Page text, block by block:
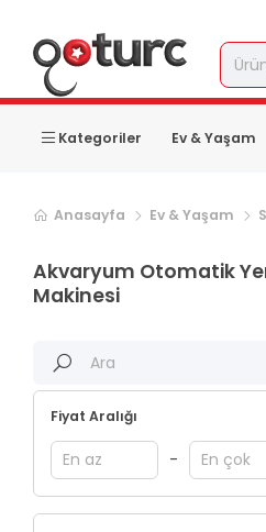
Kategoriler Ev & Yaşam
Anasayfa Ev & Yaşam
Akvaryum Otomatik
Makinesi
Fiyat Aralığı
-